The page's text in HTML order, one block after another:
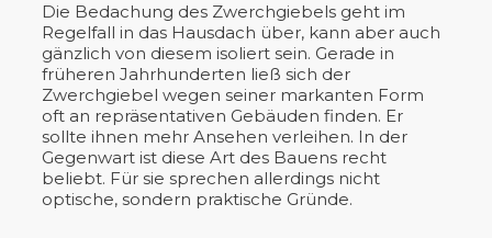
Die Bedachung des Zwerchgiebels geht im
Regelfall in das Hausdach über, kann aber auch
gänzlich von diesem isoliert sein. Gerade in
früheren Jahrhunderten ließ sich der
Zwerchgiebel wegen seiner markanten Form
oft an repräsentativen Gebäuden finden. Er
sollte ihnen mehr Ansehen verleihen. In der
Gegenwart ist diese Art des Bauens recht
beliebt. Für sie sprechen allerdings nicht
optische, sondern praktische Gründe.